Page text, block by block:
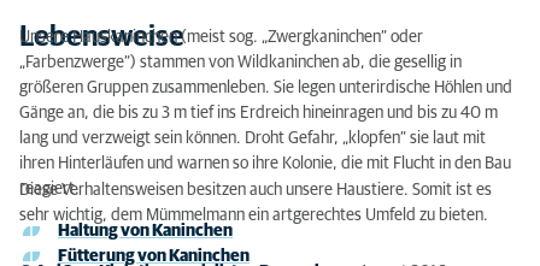
Lebensweise
Unsere Hauskaninchen (meist sog. „Zwergkaninchen“ oder
„Farbenzwerge“) stammen von Wildkaninchen ab, die gesellig in
größeren Gruppen zusammenleben. Sie legen unterirdische Höhlen und
Gänge an, die bis zu 3 m tief ins Erdreich hineinragen und bis zu 40 m
lang und verzweigt sein können. Droht Gefahr, „klopfen“ sie laut mit
ihren Hinterläufen und warnen so ihre Kolonie, die mit Flucht in den Bau
reagiert.
Diese Verhaltensweisen besitzen auch unsere Haustiere. Somit ist es
sehr wichtig, dem Mümmelmann ein artgerechtes Umfeld zu bieten.
Haltung von Kaninchen
Fütterung von Kaninchen